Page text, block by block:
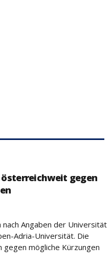
gegen
Angaben der Universität
Adria-Universität. Die
mögliche Kürzungen